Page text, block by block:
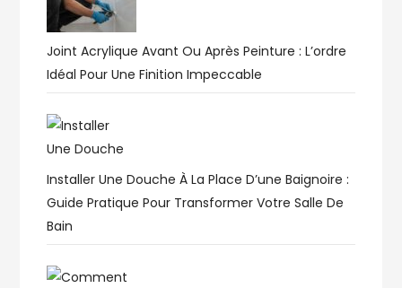
Joint Acrylique Avant Ou Après Peinture : L’ordre
Idéal Pour Une Finition Impeccable
Installer Une Douche À La Place D’une Baignoire :
Guide Pratique Pour Transformer Votre Salle De
Bain